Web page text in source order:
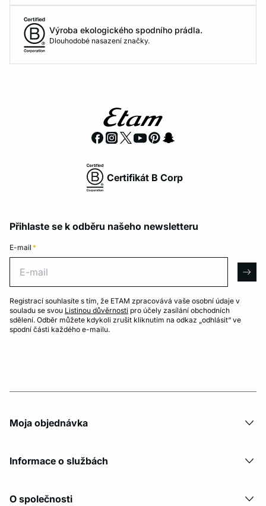
Výroba ekologického spodního prádla.
Dlouhodobé nasazení značky.
Certifikát B Corp
Přihlaste se k odběru našeho newsletteru
E-mail *
Registrací souhlasíte s tím, že ETAM zpracovává vaše osobní údaje v
souladu se svou Listinou důvěrnosti pro účely zasílání obchodních
sdělení. Odběr můžete kdykoli zrušit kliknutím na odkaz „odhlásit“ ve
spodní části každého e-mailu.
Moja objednávka
Informace o službách
O společnosti